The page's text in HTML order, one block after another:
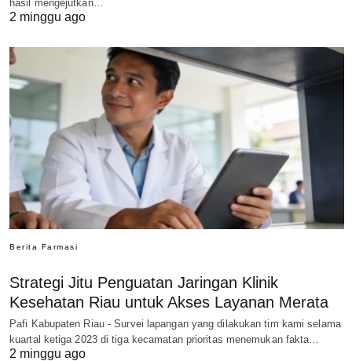
hasil mengejutkan…
2 minggu ago
Berita Farmasi
Strategi Jitu Penguatan Jaringan Klinik
Kesehatan Riau untuk Akses Layanan Merata
Pafi Kabupaten Riau - Survei lapangan yang dilakukan tim kami selama
kuartal ketiga 2023 di tiga kecamatan prioritas menemukan fakta…
2 minggu ago